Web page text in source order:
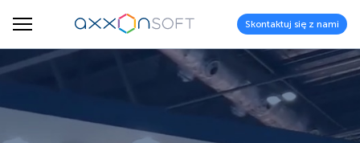
Skontaktuj się z nami